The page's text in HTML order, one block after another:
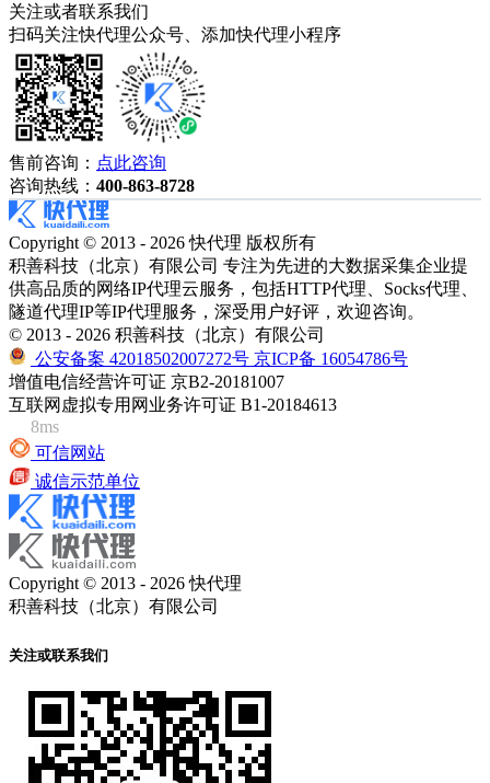
关注或者联系我们
扫码关注快代理公众号、添加快代理小程序
售前咨询： 点此咨询
咨询热线： 400-863-8728
Copyright © 2013 - 2026 快代理 版权所有
积善科技（北京）有限公司 专注为先进的大数据采集企业提
供高品质的网络IP代理云服务，包括HTTP代理、Socks代理、
隧道代理IP等IP代理服务，深受用户好评，欢迎咨询。
© 2013 - 2026 积善科技（北京）有限公司
公安备案 42018502007272号 京ICP备 16054786号
增值电信经营许可证 京B2-20181007
互联网虚拟专用网业务许可证 B1-20184613
8ms
可信网站
诚信示范单位
Copyright © 2013 - 2026 快代理
积善科技（北京）有限公司
关注或联系我们